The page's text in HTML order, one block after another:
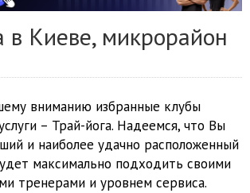
в Киеве, микрорайон
вниманию избранные клубы
– Трай-йога. Надеемся, что Вы
и наиболее удачно расположенный
максимально подходить своими
тренерами и уровнем сервиса.